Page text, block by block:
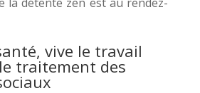
vive le travail
traitement des